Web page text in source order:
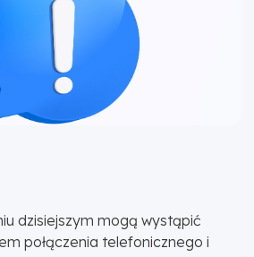
dzisiejszym mogą wystąpić
połączenia telefonicznego i